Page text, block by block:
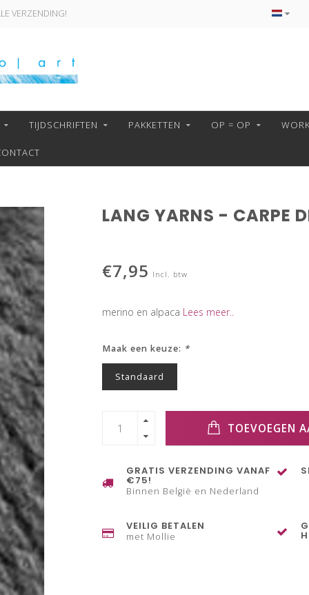
VERZENDING! VEILIG
TIJDSCHRIFTEN PAKKETTEN OP = OP
LANG YARNS - CARPE
€7,95 Incl. btw
merino en alpaca Lees meer..
Maak een keuze: *
Standaard
TOEVOEGEN
GRATIS VERZENDING VANAF
€75!
Binnen België en Nederland
VEILIG BETALEN
met Mollie